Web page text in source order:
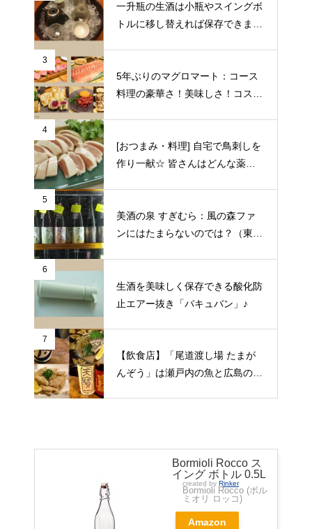
一升瓶の生酒は小瓶やスイングボ
トルに移し替えれば保存できます
3
5年ぶりのマグロマート：コース
料理の豪華さ！美味しさ！コスパ
4
[おつまみ・料理] 自宅で鳥刺しを
作り一献☆ 皆さんはどんな薬味
5
美酒の泉 すぎむら：風の森ファ
ンにはたまらないのでは？（東京
6
生酒を美味しく保存できる酸化防
止エアー抜き「バキュバン」♪
7
【飲食店】「尾道渡し場 たまが
んぞう」は瀬戸内の魚と広島の日
Bormioli Rocco ス
イング ボトル 0.5L
created by Rinker
Bormioli Rocco (ボル
ミオリ ロッコ)
Amazon